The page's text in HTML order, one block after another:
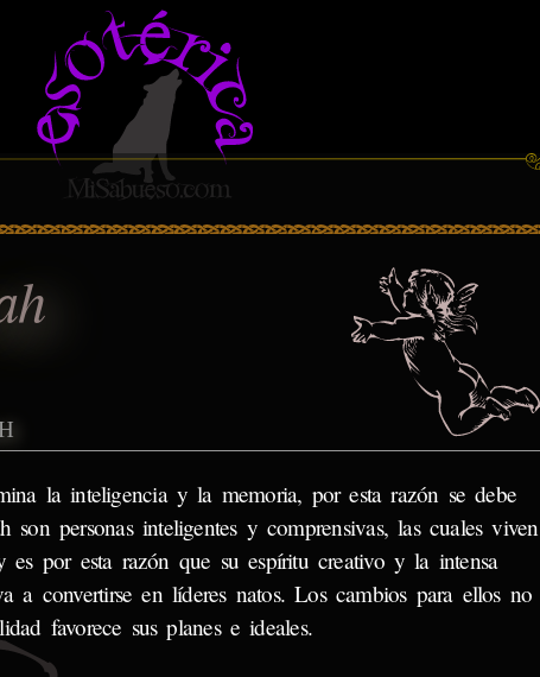
la inteligencia y la memoria, por esta razón se debe
personas inteligentes y comprensivas, las cuales viven
por esta razón que su espíritu creativo y la intensa
a convertirse en líderes natos. Los cambios para ellos no
favorece sus planes e ideales.